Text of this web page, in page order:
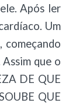
Após ler
Um
começando
que o
DE QUE
QUE